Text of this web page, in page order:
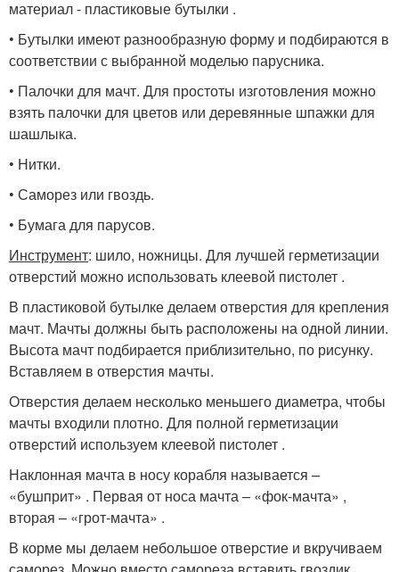
материал - пластиковые бутылки .
• Бутылки имеют разнообразную форму и подбираются в
соответствии с выбранной моделью парусника.
• Палочки для мачт. Для простоты изготовления можно
взять палочки для цветов или деревянные шпажки для
шашлыка.
• Нитки.
• Саморез или гвоздь.
• Бумага для парусов.
Инструмент: шило, ножницы. Для лучшей герметизации
отверстий можно использовать клеевой пистолет .
В пластиковой бутылке делаем отверстия для крепления
мачт. Мачты должны быть расположены на одной линии.
Высота мачт подбирается приблизительно, по рисунку.
Вставляем в отверстия мачты.
Отверстия делаем несколько меньшего диаметра, чтобы
мачты входили плотно. Для полной герметизации
отверстий используем клеевой пистолет .
Наклонная мачта в носу корабля называется –
«бушприт» . Первая от носа мачта – «фок-мачта» ,
вторая – «грот-мачта» .
В корме мы делаем небольшое отверстие и вкручиваем